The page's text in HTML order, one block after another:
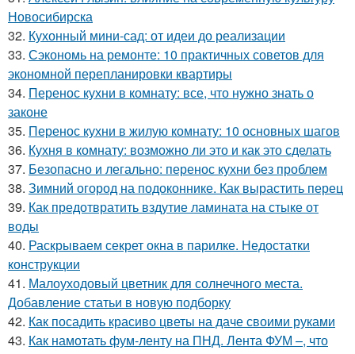
Новосибирска
32. Кухонный мини-сад: от идеи до реализации
33. Сэкономь на ремонте: 10 практичных советов для
экономной перепланировки квартиры
34. Перенос кухни в комнату: все, что нужно знать о
законе
35. Перенос кухни в жилую комнату: 10 основных шагов
36. Кухня в комнату: возможно ли это и как это сделать
37. Безопасно и легально: перенос кухни без проблем
38. Зимний огород на подоконнике. Как вырастить перец
39. Как предотвратить вздутие ламината на стыке от
воды
40. Раскрываем секрет окна в парилке. Недостатки
конструкции
41. Малоуходовый цветник для солнечного места.
Добавление статьи в новую подборку
42. Как посадить красиво цветы на даче своими руками
43. Как намотать фум-ленту на ПНД. Лента ФУМ –, что